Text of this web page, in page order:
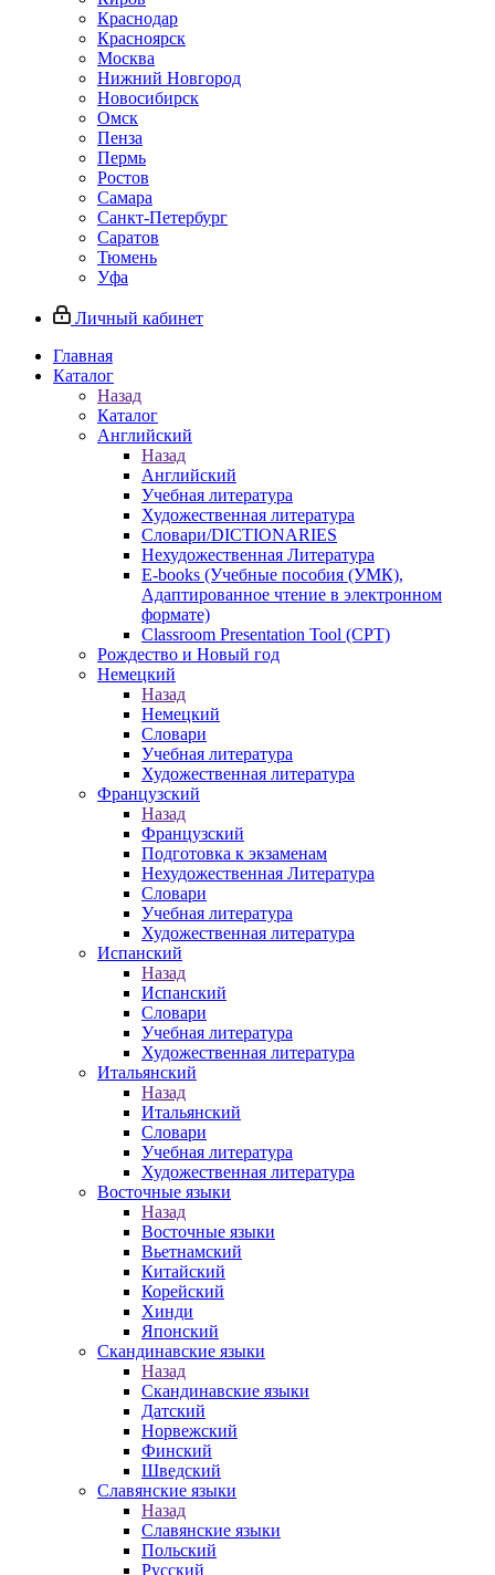
Краснодар
Красноярск
Москва
Нижний Новгород
Новосибирск
Омск
Пенза
Пермь
Ростов
Самара
Санкт-Петербург
Саратов
Тюмень
Уфа
Личный кабинет
Главная
Каталог
Назад
Каталог
Английский
Назад
Английский
Учебная литература
Художественная литература
Словари/DICTIONARIES
Нехудожественная Литература
E-books (Учебные пособия (УМК),
Адаптированное чтение в электронном
формате)
Classroom Presentation Tool (CPT)
Рождество и Новый год
Немецкий
Назад
Немецкий
Словари
Учебная литература
Художественная литература
Французский
Назад
Французский
Подготовка к экзаменам
Нехудожественная Литература
Словари
Учебная литература
Художественная литература
Испанский
Назад
Испанский
Словари
Учебная литература
Художественная литература
Итальянский
Назад
Итальянский
Словари
Учебная литература
Художественная литература
Восточные языки
Назад
Восточные языки
Вьетнамский
Китайский
Корейский
Хинди
Японский
Скандинавские языки
Назад
Скандинавские языки
Датский
Норвежский
Финский
Шведский
Славянские языки
Назад
Славянские языки
Польский
Русский